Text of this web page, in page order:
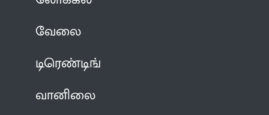
வேலை
டிரெண்டிங்
வானிலை